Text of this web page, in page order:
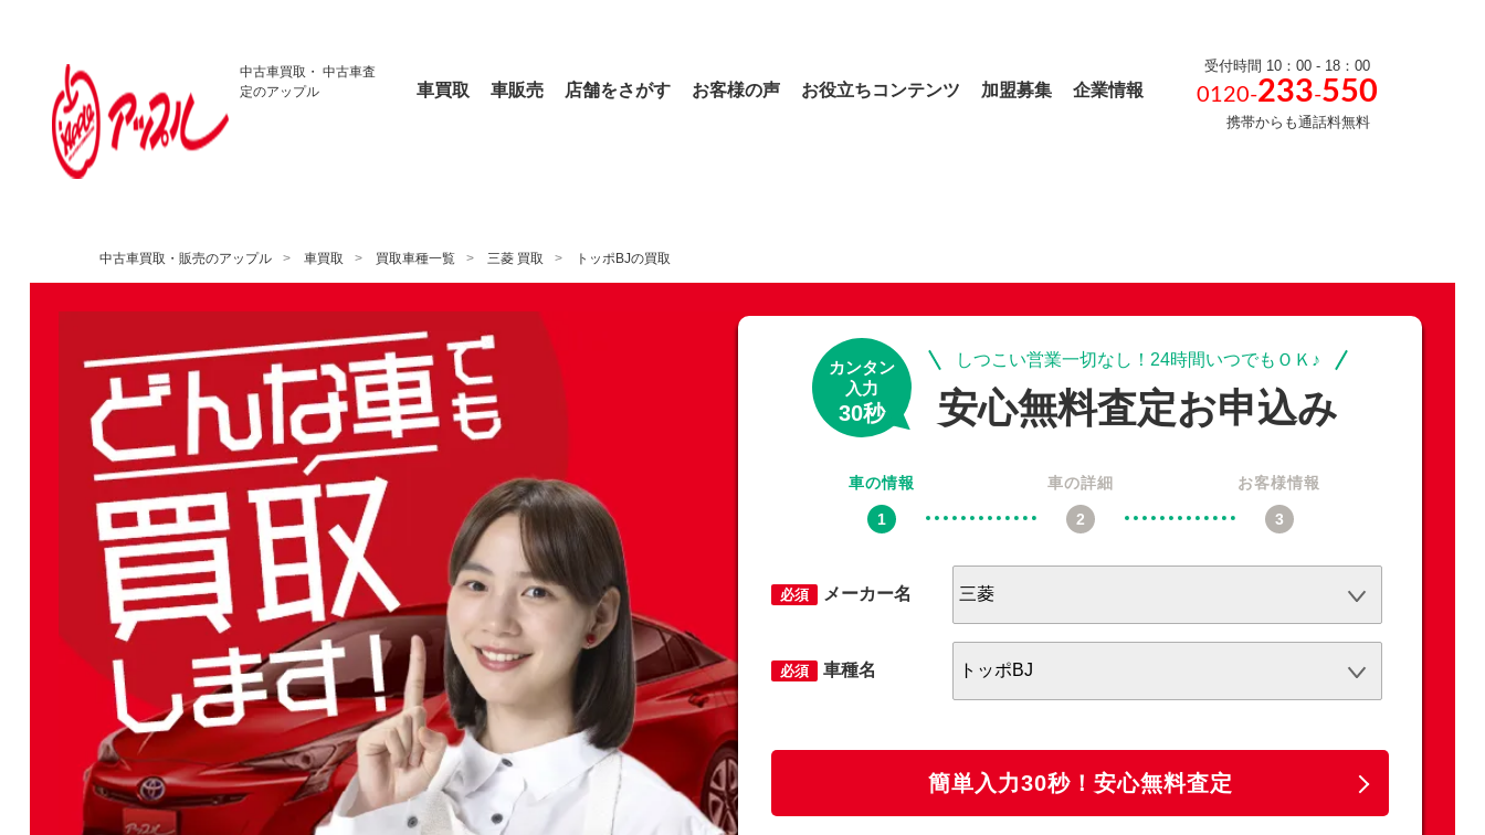
中古車買取・ 中古車査
定のアップル
車買取 車販売 店舗をさがす お客様の声 お役立ちコンテンツ 加盟募集 企業情報
受付時間 10：00 - 18：00
0120-233-550
携帯からも通話料無料
中古車買取・販売のアップル 車買取 買取車種一覧 三菱 買取 トッポBJの買取
カンタン
入力
30秒
しつこい営業一切なし！24時間いつでもＯＫ♪
安心無料査定お申込み
車の情報 車の詳細 お客様情報
必須 メーカー名
必須 車種名
簡単入力30秒！安心無料査定